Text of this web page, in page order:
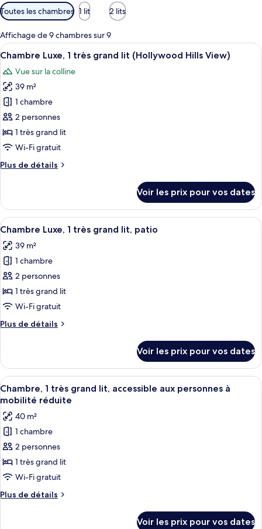
Filtres
disponibles
pour
les
chambres
Toutes les chambres 1 lit 2 lits
Affichage de 9 chambres sur 9
Afficher
toutes
les
photos
pour
ce
type
de
chambre :
Chambre
très
grand
lit
(Hollywood
Hills
View)
Literie de qualité supérieure,
8
Chambre Luxe, 1 très grand lit (Hollywood Hills View)
Vue sur la colline
39 m²
1 chambre
2 personnes
1 très grand lit
Wi-Fi gratuit
Plus de détails
Plus
le
type
de
Chambre
Luxe,
très
grand
lit
(Hollywood
Hills
Voir les prix pour vos dates
Afficher
toutes
les
photos
pour
ce
type
chambre :
très
grand
lit,
patio
Literie de qualité supérieure,
5
Chambre Luxe, 1 très grand lit, patio
39 m²
1 chambre
2 personnes
1 très grand lit
Wi-Fi gratuit
Plus de détails
Plus
le
type
de
chambre
Luxe,
très
grand
lit,
Voir les prix pour vos dates
Afficher
toutes
les
photos
pour
ce
type
de
chambre :
Chambre,
Literie de qualité supérieure,
6
Chambre, 1 très grand lit, accessible aux personnes à
mobilité réduite
40 m²
1 chambre
2 personnes
1 très grand lit
Wi-Fi gratuit
Plus de détails
Plus
Voir les prix pour vos dates